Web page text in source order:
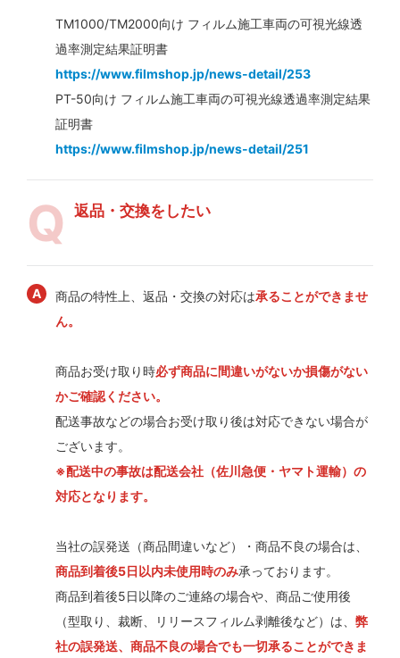
TM1000/TM2000向け フィルム施工車両の可視光線透
過率測定結果証明書
https://www.filmshop.jp/news-detail/253
PT-50向け フィルム施工車両の可視光線透過率測定結果
証明書
https://www.filmshop.jp/news-detail/251
返品・交換をしたい
商品の特性上、返品・交換の対応は承ることができませ
ん。
商品お受け取り時必ず商品に間違いがないか損傷がない
かご確認ください。
配送事故などの場合お受け取り後は対応できない場合が
ございます。
※配送中の事故は配送会社（佐川急便・ヤマト運輸）の
対応となります。
当社の誤発送（商品間違いなど）・商品不良の場合は、
商品到着後5日以内未使用時のみ承っております。
商品到着後5日以降のご連絡の場合や、商品ご使用後
（型取り、裁断、リリースフィルム剥離後など）は、 弊
社の誤発送、商品不良の場合でも一切承ることができま